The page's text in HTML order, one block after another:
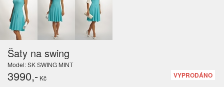
Šaty na swing
Model: SK SWING MINT
VYPRODÁNO
3990,- Kč